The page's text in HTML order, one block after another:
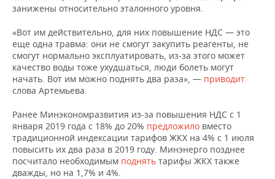
ОПК
ЭНЕРГЕТИКА
УСЛУГИ
МЕДИА
ТЕЛЕКОММУНИКАЦИИ
ВЫЕЗДНАЯ РЕДАКЦИЯ
БИЗНЕС-БРАНЧИ
ОТКРЫТАЯ ЛЕКЦИЯ
НОВОСТИ СПОРТА
ФУТБОЛ
БАСКЕТБОЛ
ВОЛЕЙБОЛ
ОБЩЕСТВО
НОВОСТИ ОБЩЕСТВА
ИНФРАСТРУКТУРА
ИСТОРИЯ
ФОТОГАЛЕРЕЯ
СПРАВОЧНИК
СПИСОК ПЕРСОН
ПОЛНАЯ ВЕРСИЯ
занижены относительно эталонного уровня.
«Вот им действительно, для них повышение НДС — это
еще одна травма: они не смогут закупить реагенты, не
смогут нормально эксплуатировать, из-за этого может
качество воды тоже ухудшаться, люди болеть могут
начать. Вот им можно поднять два раза», — приводит
слова Артемьева.
Ранее Минэкономразвития из-за повышения НДС с 1
января 2019 года с 18% до 20% предложило вместо
традиционной индексации тарифов ЖКХ на 4% с 1 июля
повысить их два раза в 2019 году. Минэнерго позднее
посчитало необходимым поднять тарифы ЖКХ также
дважды, но на 1,7% и 4%.